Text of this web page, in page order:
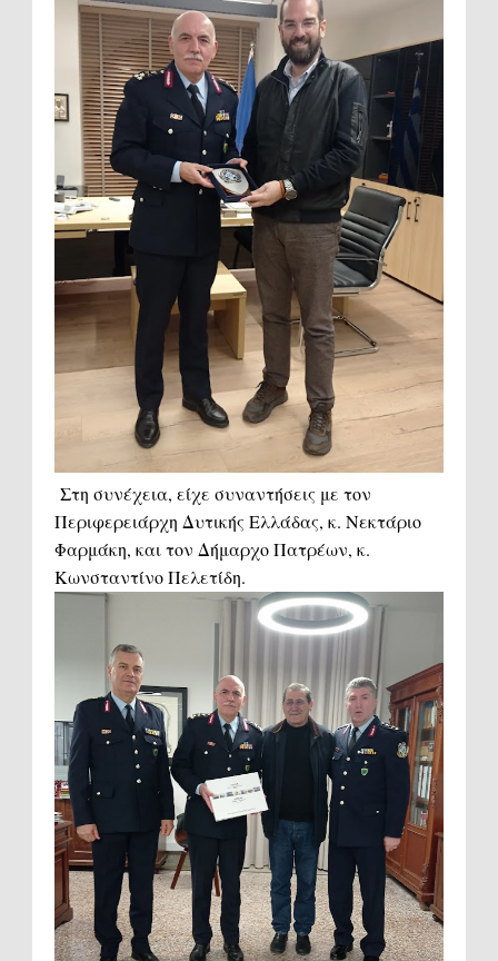
Στη συνέχεια, είχε συναντήσεις με τον
Περιφερειάρχη Δυτικής Ελλάδας, κ. Νεκτάριο
Φαρμάκη, και τον Δήμαρχο Πατρέων, κ.
Κωνσταντίνο Πελετίδη.